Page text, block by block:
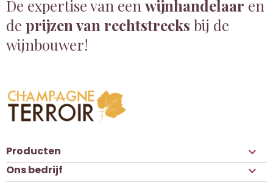
De expertise van een wijnhandelaar en
de prijzen van rechtstreeks bij de
wijnbouwer!
Producten 
Ons bedrijf 